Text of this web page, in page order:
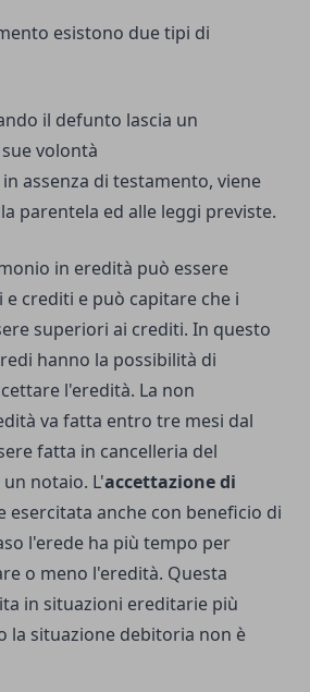
esistono due tipi di
il defunto lascia un
volontà
assenza di testamento, viene
parentela ed alle leggi previste.
in eredità può essere
crediti e può capitare che i
superiori ai crediti. In questo
hanno la possibilità di
l'eredità. La non
va fatta entro tre mesi dal
fatta in cancelleria del
notaio. L'accettazione di
esercitata anche con beneficio di
l'erede ha più tempo per
o meno l'eredità. Questa
in situazioni ereditarie più
la situazione debitoria non è